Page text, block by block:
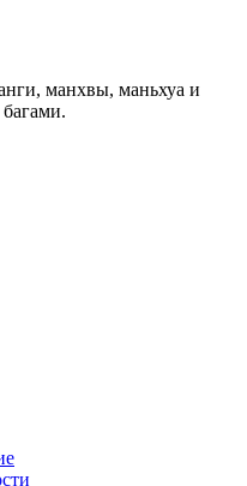
манхвы, маньхуа и